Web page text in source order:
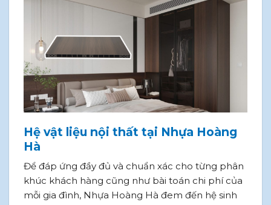
Hệ vật liệu nội thất tại Nhựa Hoàng
Hà
Để đáp ứng đầy đủ và chuẩn xác cho từng phân
khúc khách hàng cũng như bài toán chi phí của
mỗi gia đình, Nhựa Hoàng Hà đem đến hệ sinh